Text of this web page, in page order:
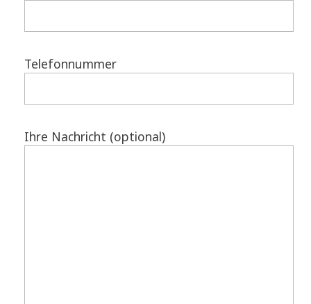
Telefonnummer
Ihre Nachricht (optional)